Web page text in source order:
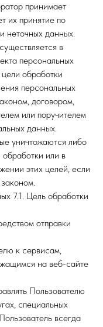
принимает
их принятие по
неточных данных.
в
персональных
обработки
персональных
договором,
или поручителем
данных.
уничтожаются либо
или в
этих целей, если
7.1. Цель обработки
отправки
к сервисам,
на веб-сайте
Пользователю
специальных
всегда